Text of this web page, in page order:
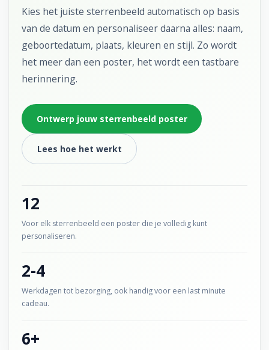
Kies het juiste sterrenbeeld automatisch op basis
van de datum en personaliseer daarna alles: naam,
geboortedatum, plaats, kleuren en stijl. Zo wordt
het meer dan een poster, het wordt een tastbare
herinnering.
Ontwerp jouw sterrenbeeld poster
Lees hoe het werkt
12
Voor elk sterrenbeeld een poster die je volledig kunt
personaliseren.
2-4
Werkdagen tot bezorging, ook handig voor een last minute
cadeau.
6+